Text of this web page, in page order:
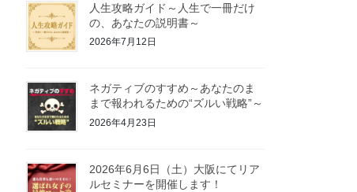
人生攻略ガイド～人生で一冊だけ
の、あなたの説明書～
2026年7月12日
ネガティブのすすめ～あなたのま
まで報われるための“ズルい戦略”～
2026年4月23日
2026年6月6日（土）大阪にてリア
ルセミナーを開催します！